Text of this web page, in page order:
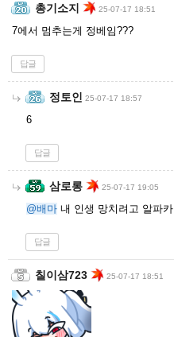
총기소지 25-07-17 18:51
7에서 멈추는게 정베임???
답글
정토인 25-07-17 18:57
6
답글
삼로롱 25-07-17 19:05
@배마 내 인생 망치려고 알파카
답글
칠이삼723 25-07-17 18:51